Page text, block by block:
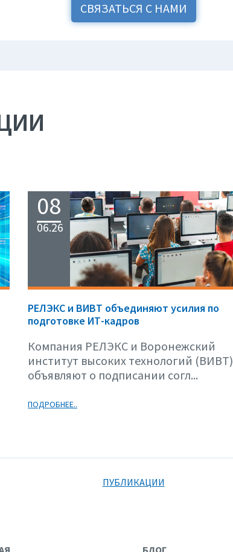
СВЯЗАТЬСЯ С НАМИ
08
06.26
РЕЛЭКС и ВИВТ объединяют усилия по
подготовке ИТ-кадров
Компания РЕЛЭКС и Воронежский
институт высоких технологий (ВИВТ)
объявляют о подписании согл...
ПОДРОБНЕЕ..
ПУБЛИКАЦИИ
БЛОГ